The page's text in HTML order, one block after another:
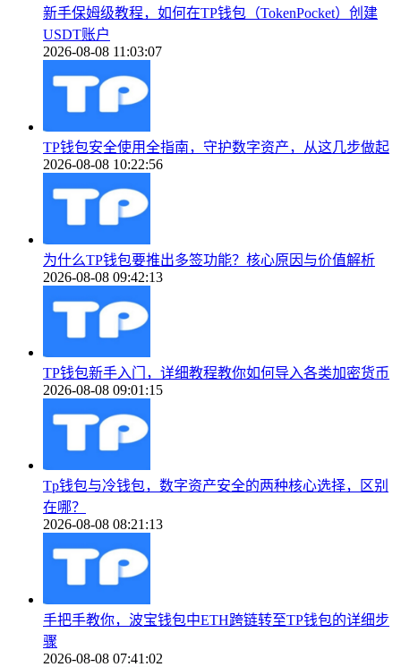
新手保姆级教程，如何在TP钱包（TokenPocket）创建
USDT账户
2026-08-08 11:03:07
TP钱包安全使用全指南，守护数字资产，从这几步做起
2026-08-08 10:22:56
为什么TP钱包要推出多签功能？核心原因与价值解析
2026-08-08 09:42:13
TP钱包新手入门，详细教程教你如何导入各类加密货币
2026-08-08 09:01:15
Tp钱包与冷钱包，数字资产安全的两种核心选择，区别
在哪？
2026-08-08 08:21:13
手把手教你，波宝钱包中ETH跨链转至TP钱包的详细步
骤
2026-08-08 07:41:02